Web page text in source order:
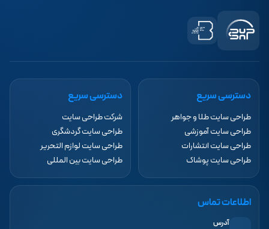
دسترسی سریع
طراحی سایت طلا و جواهر
طراحی سایت آموزشی
طراحی سایت انتشارات
طراحی سایت پوشاک
دسترسی سریع
شرکت طراحی سایت
طراحی سایت گردشگری
طراحی سایت لوازم التحریر
طراحی سایت بین المللی
اطلاعات تماس
آدرس